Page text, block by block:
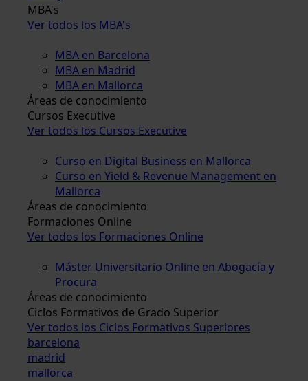
MBA's
Ver todos los MBA's
MBA en Barcelona
MBA en Madrid
MBA en Mallorca
Áreas de conocimiento
Cursos Executive
Ver todos los Cursos Executive
Curso en Digital Business en Mallorca
Curso en Yield & Revenue Management en
Mallorca
Áreas de conocimiento
Formaciones Online
Ver todos los Formaciones Online
Máster Universitario Online en Abogacía y
Procura
Áreas de conocimiento
Ciclos Formativos de Grado Superior
Ver todos los Ciclos Formativos Superiores
barcelona
madrid
mallorca